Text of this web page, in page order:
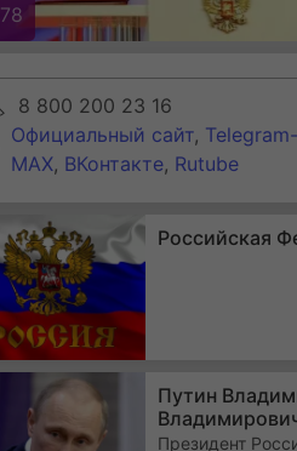
78
8 800 200 23 16
Официальный сайт,
MAX, ВКонтакте, Rutube
Российская
Путин
Президент